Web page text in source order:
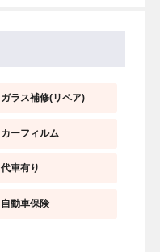
ガラス補修(リペア)
カーフィルム
代車有り
自動車保険